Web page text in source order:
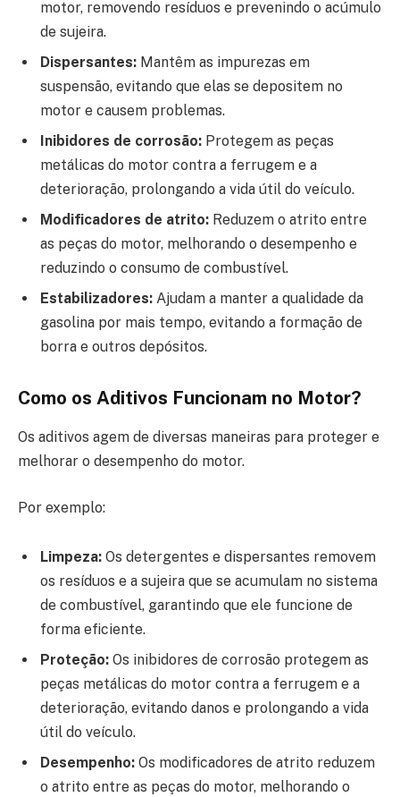
motor, removendo resíduos e prevenindo o acúmulo
de sujeira.
Dispersantes: Mantêm as impurezas em
suspensão, evitando que elas se depositem no
motor e causem problemas.
Inibidores de corrosão: Protegem as peças
metálicas do motor contra a ferrugem e a
deterioração, prolongando a vida útil do veículo.
Modificadores de atrito: Reduzem o atrito entre
as peças do motor, melhorando o desempenho e
reduzindo o consumo de combustível.
Estabilizadores: Ajudam a manter a qualidade da
gasolina por mais tempo, evitando a formação de
borra e outros depósitos.
Como os Aditivos Funcionam no Motor?
Os aditivos agem de diversas maneiras para proteger e
melhorar o desempenho do motor.
Por exemplo:
Limpeza: Os detergentes e dispersantes removem
os resíduos e a sujeira que se acumulam no sistema
de combustível, garantindo que ele funcione de
forma eficiente.
Proteção: Os inibidores de corrosão protegem as
peças metálicas do motor contra a ferrugem e a
deterioração, evitando danos e prolongando a vida
útil do veículo.
Desempenho: Os modificadores de atrito reduzem
o atrito entre as peças do motor, melhorando o